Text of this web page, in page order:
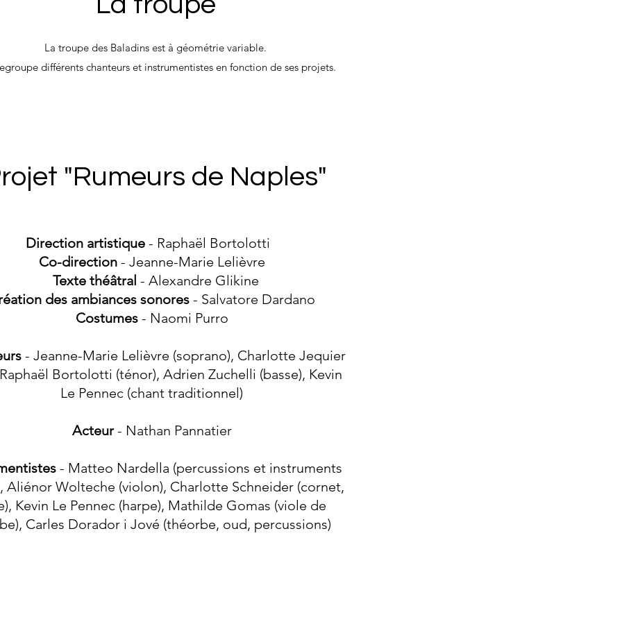
La troupe des Baladins est à géométrie variable.
différents chanteurs et instrumentistes en fonction de ses projets.
"Rumeurs de Naples"
Direction artistique- Raphaël Bortolotti
Co-direction- Jeanne-Marie Lelièvre
Texte théâtral - Alexandre Glikine
des ambiances sonores - Salvatore Dardano
Costumes- Naomi Purro
- Jeanne-Marie Lelièvre (soprano), Charlotte Jequier
Bortolotti (ténor), Adrien Zuchelli (basse), Kevin
Le Pennec (chant traditionnel)
Acteur- Nathan Pannatier
- Matteo Nardella (percussions et instruments
Aliénor Wolteche (violon), Charlotte Schneider (cornet,
Kevin Le Pennec (harpe), Mathilde Gomas (viole de
Carles Dorador i Jové (théorbe, oud, percussions)